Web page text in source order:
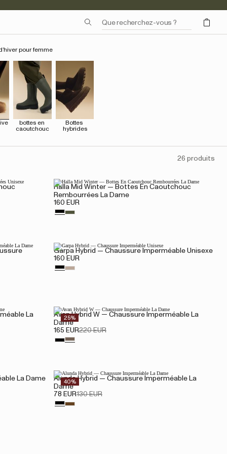
pour femme
bottes en
caoutchouc
Bottes
hybrides
26 produits
Halla Mid Winter — Bottes En Caoutchouc
Rembourrées La Dame
160 EUR
Garpa Hybrid — Chaussure Imperméable Unisexe
160 EUR
La
25%
Avan Hybrid W — Chaussure Imperméable La
Dame
165 EUR220 EUR
La Dame
40%
Alunda Hybrid — Chaussure Imperméable La
Dame
78 EUR130 EUR